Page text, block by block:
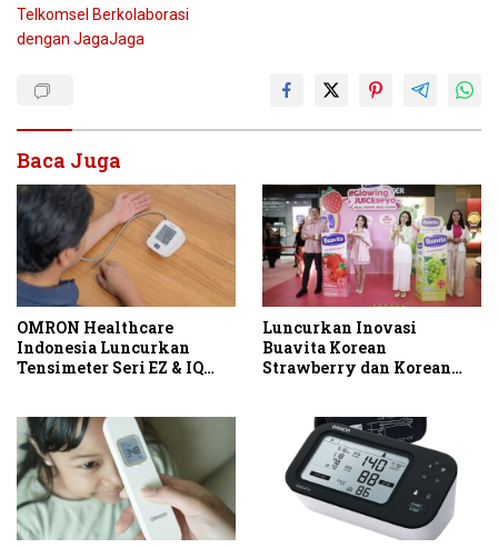
Telkomsel Berkolaborasi
dengan JagaJaga
Baca Juga
OMRON Healthcare
Indonesia Luncurkan
Tensimeter Seri EZ & IQ
Sejak Dini
Luncurkan Inovasi
Buavita Korean
Strawberry dan Korean
Padel Pertama di Dalam
Mall